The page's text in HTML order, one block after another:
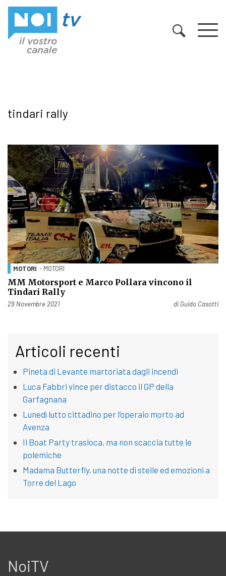
tindari rally
MOTORI - MOTORI
MM Motorsport e Marco Pollara vincono il
Tindari Rally
Pubblicato il
29 Novembre 2021 di Guido Casotti
Articoli recenti
Pineta di Levante martoriata dagli incendi
Luca Fabbri vince per distacco il GP della
Garfagnana
Lunedì lutto cittadino per l’operaio morto ad
Avenza
Il Boat Party trasloca, ma non scaccia tutte le
polemiche
Madama Butterfly, una notte di stelle ed emozioni a
Torre del Lago
NoiTV